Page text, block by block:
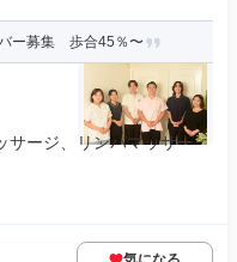
バー募集 歩合45％〜
サージ、リンパマッサー